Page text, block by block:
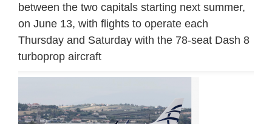
between the two capitals starting next summer,
on June 13, with flights to operate each
Thursday and Saturday with the 78-seat Dash 8
turboprop aircraft